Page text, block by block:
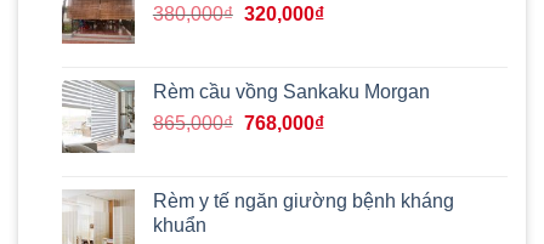
380,000₫ Giá
380,000₫.
320,000₫Giá
là:
320,000₫.
Rèm cầu vồng Sankaku Morgan
865,000₫ Giá
865,000₫.
768,000₫Giá
là:
Rèm y tế ngăn giường bệnh kháng
khuẩn